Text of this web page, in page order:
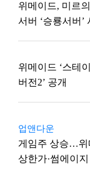
위메이드, 미르
서버 ‘승룡서버’
위메이드 ‘스테
버전2’ 공개
업앤다운
게임주 상승…위
상한가·썸에이지